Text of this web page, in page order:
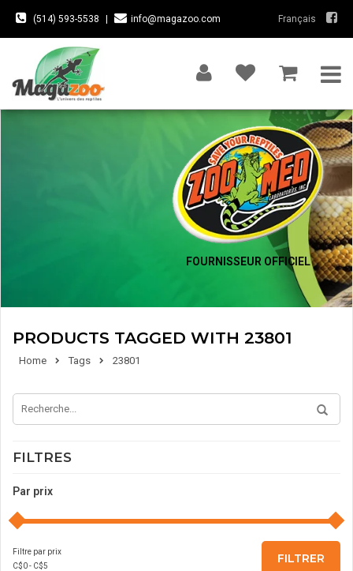
(514) 593-5538 info@magazoo.com Français
FOURNISSEUR OFFICIEL
PRODUCTS TAGGED WITH 23801
Home Tags 23801
FILTRES
Par prix
Filtre par prix
C$0- C$5
FILTRER